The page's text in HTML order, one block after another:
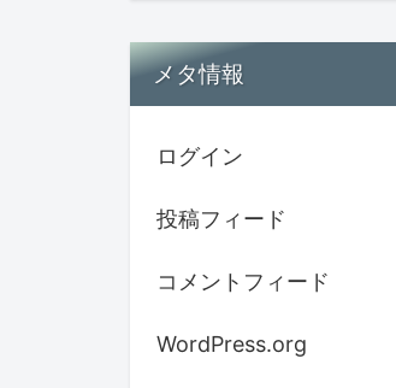
メタ情報
ログイン
投稿フィード
コメントフィード
WordPress.org